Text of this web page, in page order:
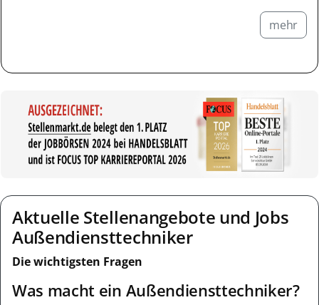
mehr
Aktuelle Stellenangebote und Jobs
Außendiensttechniker
Die wichtigsten Fragen
Was macht ein Außendiensttechniker?